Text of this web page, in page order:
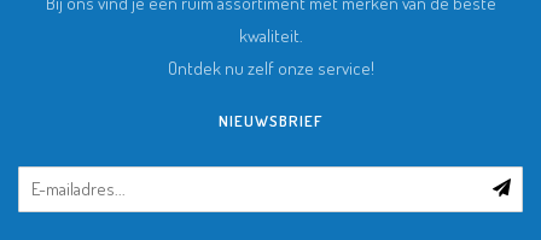
kwaliteit.
Ontdek nu zelf onze service!
NIEUWSBRIEF